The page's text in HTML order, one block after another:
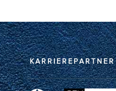
KARRIEREPARTNER